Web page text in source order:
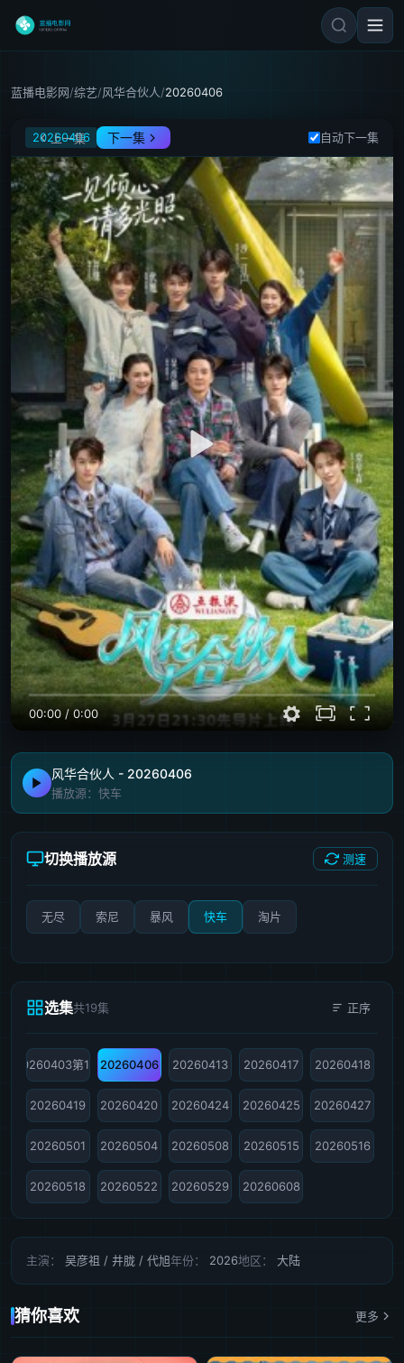
蓝播电影网/综艺/风华合伙人/20260406
风华合伙人
20260406
上一集 下一集 自动下一集
00:00 / 0:00
风华合伙人 - 20260406
播放源：快车
切换播放源 测速
无尽 索尼 暴风 快车 淘片
选集共19集 正序
20260403第1期20260406 20260413 20260417 20260418
20260419 20260420 20260424 20260425 20260427
20260501 20260504 20260508 20260515 20260516
20260518 20260522 20260529 20260608
主演： 吴彦祖 / 井胧 / 代旭年份： 2026地区： 大陆
猜你喜欢 更多